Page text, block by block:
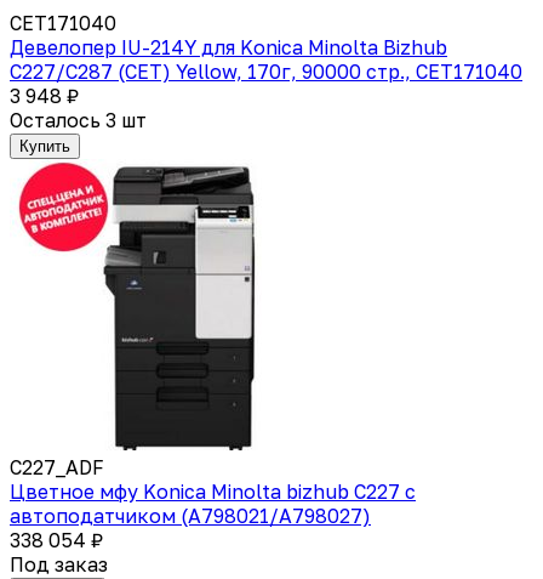
CET171040
Девелопер IU-214Y для Konica Minolta Bizhub
C227/C287 (CET) Yellow, 170г, 90000 стр., CET171040
3 948 ₽
Осталось 3 шт
Купить
C227_ADF
Цветное мфу Konica Minolta bizhub C227 с
автоподатчиком (A798021/A798027)
338 054 ₽
Под заказ